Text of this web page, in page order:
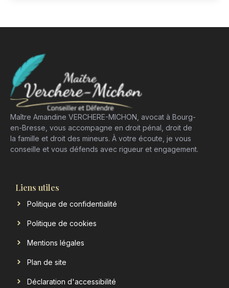
Maître Amandine VERCHERE-MICHON, avocat à Bourg-
en-Bresse, vous accompagne en droit pénal, droit de
la famille et droit des mineurs. À votre écoute, je vous
conseille et vous défends avec rigueur et engagement.
Liens utiles
Politique de confidentialité
Politique de cookies
Mentions légales
Plan de site
Déclaration d'accessibilité